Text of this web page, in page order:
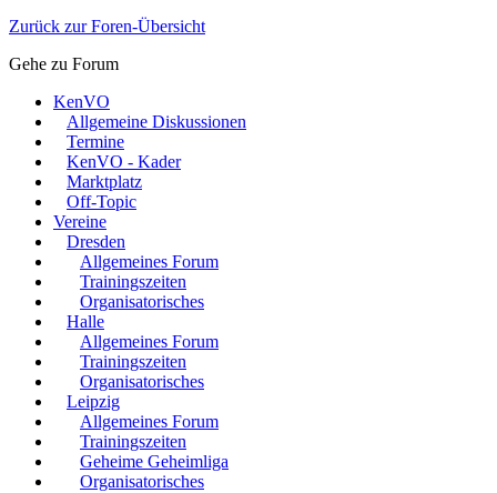
Zurück zur Foren-Übersicht
Gehe zu Forum
KenVO
Allgemeine Diskussionen
Termine
KenVO - Kader
Marktplatz
Off-Topic
Vereine
Dresden
Allgemeines Forum
Trainingszeiten
Organisatorisches
Halle
Allgemeines Forum
Trainingszeiten
Organisatorisches
Leipzig
Allgemeines Forum
Trainingszeiten
Geheime Geheimliga
Organisatorisches